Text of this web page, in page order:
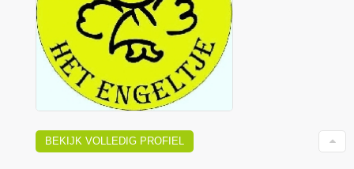
BEKIJK VOLLEDIG PROFIEL